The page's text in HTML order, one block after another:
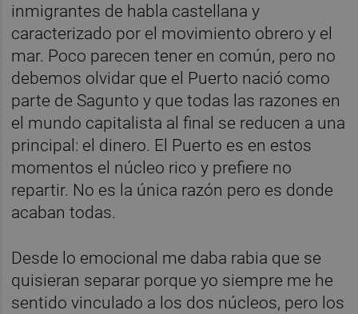
inmigrantes de habla castellana y
caracterizado por el movimiento obrero y el
mar. Poco parecen tener en común, pero no
debemos olvidar que el Puerto nació como
parte de Sagunto y que todas las razones en
el mundo capitalista al final se reducen a una
principal: el dinero. El Puerto es en estos
momentos el núcleo rico y prefiere no
repartir. No es la única razón pero es donde
acaban todas.
Desde lo emocional me daba rabia que se
quisieran separar porque yo siempre me he
sentido vinculado a los dos núcleos, pero los